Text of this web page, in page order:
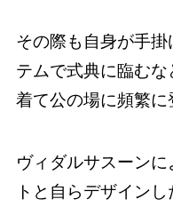
その際も自身が手
テムで式典に臨む
着て公の場に頻繁に
ヴィダルサスーン
トと自らデザイン